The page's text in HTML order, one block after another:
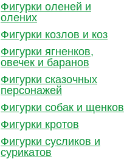
Фигурки оленей и
олених
Фигурки козлов и коз
Фигурки ягненков,
овечек и баранов
Фигурки сказочных
персонажей
Фигурки собак и щенков
Фигурки кротов
Фигурки сусликов и
сурикатов